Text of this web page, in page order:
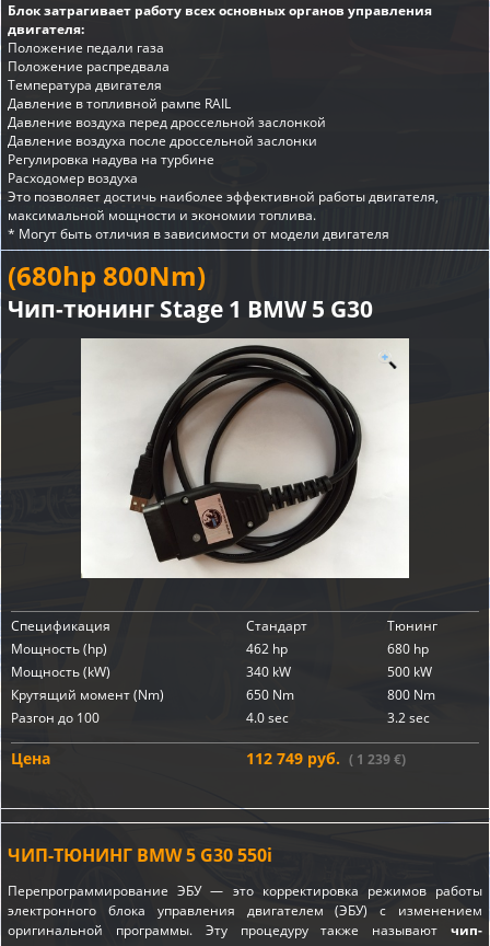
Блок затрагивает работу всех основных органов управления
двигателя:
Положение педали газа
Положение распредвала
Температура двигателя
Давление в топливной рампе RAIL
Давление воздуха перед дроссельной заслонкой
Давление воздуха после дроссельной заслонки
Регулировка надува на турбине
Расходомер воздуха
Это позволяет достичь наиболее эффективной работы двигателя,
максимальной мощности и экономии топлива.
* Могут быть отличия в зависимости от модели двигателя
(680hp 800Nm)
Чип-тюнинг Stage 1 BMW 5 G30
Спецификация Стандарт
Тюнинг
Мощность (hp)
462 hp
680 hp
Мощность (kW)
340 kW
500 kW
Крутящий момент (Nm)
650 Nm
800 Nm
Разгон до 100
4.0 sec 3.2 sec
Цена 112 749 руб. ( 1 239 €)
ЧИП-ТЮНИНГ BMW 5 G30 550i
Перепрограммирование ЭБУ — это корректировка режимов работы
электронного блока управления двигателем (ЭБУ) с изменением
оригинальной программы. Эту процедуру также называют чип-